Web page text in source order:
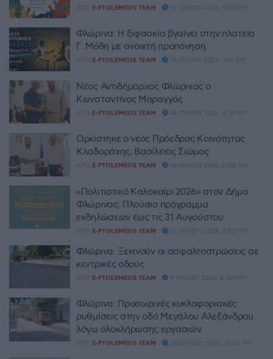
ΑΠΌ E-PTOLEMEOS TEAM 16 ΙΟΥΛΊΟΥ 2026, 8:00 ΜΜ
Φλώρινα: Η ξιφασκία βγαίνει στην πλατεία
Γ. Μόδη με ανοιχτή προπόνηση
ΑΠΌ E-PTOLEMEOS TEAM 15 ΙΟΥΛΊΟΥ 2026, 3:01 ΜΜ
Νέος Αντιδήμαρχος Φλώρινας ο
Κωνσταντίνος Μαραγγός
ΑΠΌ E-PTOLEMEOS TEAM 14 ΙΟΥΛΊΟΥ 2026, 4:16 ΜΜ
Ορκίστηκε ο νέος Πρόεδρος Κοινότητας
Κλαδοράχης, Βασίλειος Σιώμος
ΑΠΌ E-PTOLEMEOS TEAM 14 ΙΟΥΛΊΟΥ 2026, 11:55 ΠΜ
«Πολιτιστικό Καλοκαίρι 2026» στον Δήμο
Φλώρινας: Πλούσιο πρόγραμμα
εκδηλώσεων έως τις 31 Αυγούστου
ΑΠΌ E-PTOLEMEOS TEAM 10 ΙΟΥΛΊΟΥ 2026, 5:00 ΜΜ
Φλώρινα: Ξεκινούν οι ασφαλτοστρώσεις σε
κεντρικές οδούς
ΑΠΌ E-PTOLEMEOS TEAM 9 ΙΟΥΛΊΟΥ 2026, 8:00 ΜΜ
Φλώρινα: Προσωρινές κυκλοφοριακές
ρυθμίσεις στην οδό Μεγάλου Αλεξάνδρου
λόγω ολοκλήρωσης εργασιών
ΑΠΌ E-PTOLEMEOS TEAM 24 ΙΟΥΝΊΟΥ 2026, 12:46 ΜΜ